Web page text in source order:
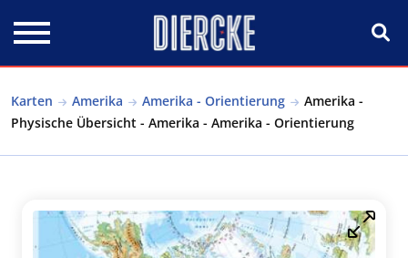
Karten Amerika Amerika - Orientierung
Amerika -
Physische Übersicht - Amerika - Amerika - Orientierung